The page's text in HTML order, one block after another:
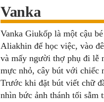
Vanka
Vanka Giukốp là một cậu
Aliakhin để học việc, vào
và mấy người thợ phụ đi lễ
mực nhỏ, cây bút với chiếc
Trước khi đặt bút viết chữ
nhìn bức ảnh thánh tối sẫm